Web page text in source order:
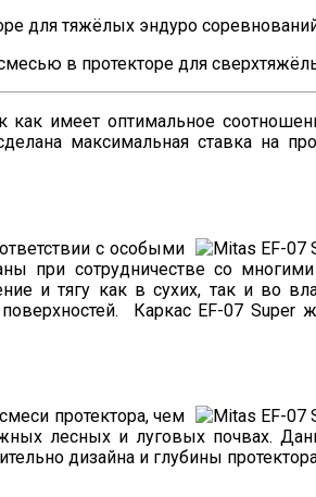
для тяжёлых эндуро
в протекторе для
имеет оптимальное
максимальная ставка на
с особыми
при сотрудничестве со
и тягу как в сухих, так и во
Каркас EF-07 Super
протектора, чем
лесных и луговых почвах.
дизайна и глубины